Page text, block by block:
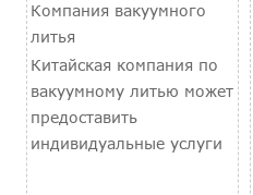
Компания вакуумного
литья
Китайская компания по
вакуумному литью может
предоставить
индивидуальные услуги